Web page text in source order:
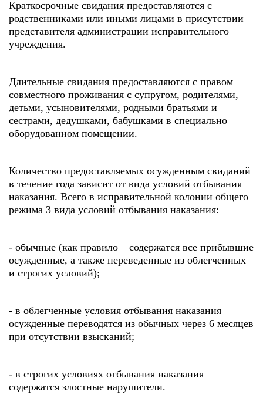
Краткосрочные свидания предоставляются с
родственниками или иными лицами в присутствии
представителя администрации исправительного
учреждения.
Длительные свидания предоставляются с правом
совместного проживания с супругом, родителями,
детьми, усыновителями, родными братьями и
сестрами, дедушками, бабушками в специально
оборудованном помещении.
Количество предоставляемых осужденным свиданий
в течение года зависит от вида условий отбывания
наказания. Всего в исправительной колонии общего
режима 3 вида условий отбывания наказания:
- обычные (как правило – содержатся все прибывшие
осужденные, а также переведенные из облегченных
и строгих условий);
- в облегченные условия отбывания наказания
осужденные переводятся из обычных через 6 месяцев
при отсутствии взысканий;
- в строгих условиях отбывания наказания
содержатся злостные нарушители.